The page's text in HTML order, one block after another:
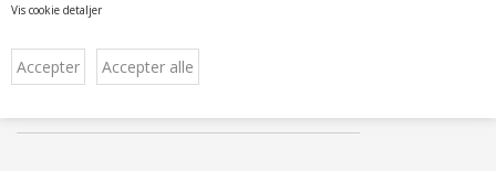
Vis cookie detaljer
Forside»Kategorier
KATTEGRUS